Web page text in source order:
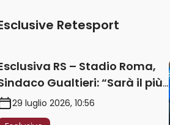
Retesport
RS – Stadio Roma,
Gualtieri: “Sarà il più
del mondo. Assoluta
politica. Prima pietra nel
29 luglio 2026, 10:56